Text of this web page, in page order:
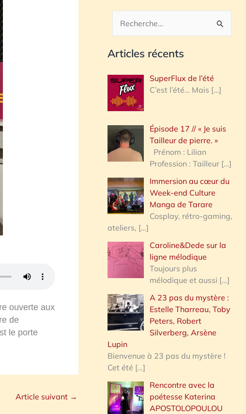
ouverte aux
de
le porte
Article suivant →
c
h
r
h
e
:
Articles récents
SuperFlux de l’été
C’est l’été… Mais […]
Épisode 17 // « Je suis
Tailleur de pierre. »
Prénom : Lilian
Profession : Tailleur […]
Immersion au cœur du
Week-end Culture
Manga de Tarare
Cosplay, rétro-gaming,
ateliers, […]
Caroline&Dede sur la
ligne mélodique
Toujours plus
mélodique et aussi […]
A 23 pas du mystère :
Estelle Tharreau, Toby
Peters, Robert
Silverberg, Arsène
Lupin
Bienvenue à 23 pas du mystère !
Cet été […]
Rencontre avec la
poétesse Katerina
APOSTOLOPOULOU